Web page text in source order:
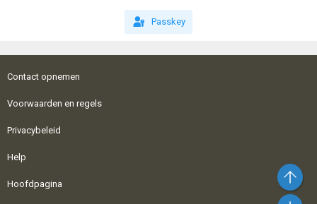
Passkey
Contact opnemen
Voorwaarden en regels
Privacybeleid
Help
Hoofdpagina